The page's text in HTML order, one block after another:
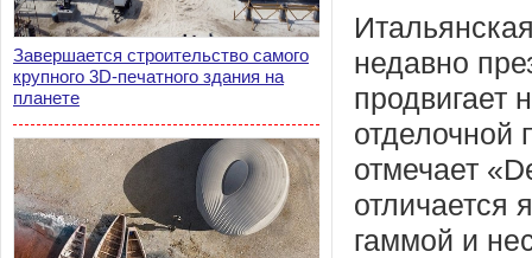
Завершается строительство самого
крупного 3D-печатного здания на
планете
недавно
продвигает
отделочной
отмечает
отличается
гаммой и